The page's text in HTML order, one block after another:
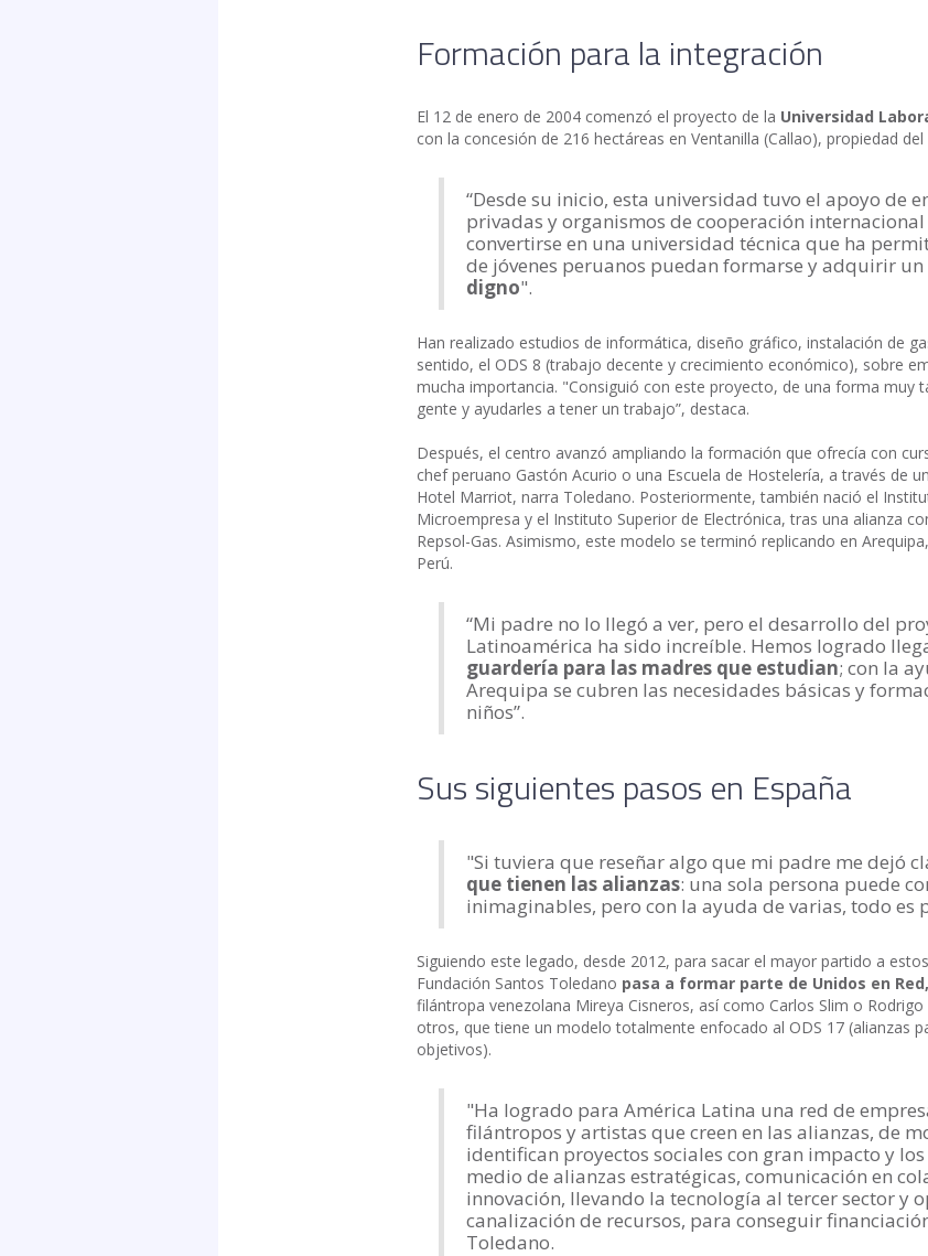
Formación para la integración
El 12 de enero de 2004 comenzó el proyecto de la Universidad
con la concesión de 216 hectáreas en Ventanilla (Callao), propiedad
“Desde su inicio, esta universidad tuvo el apoyo de
privadas y organismos de cooperación internacional
convertirse en una universidad técnica que ha
de jóvenes peruanos puedan formarse y adquirir un
digno".
Han realizado estudios de informática, diseño gráfico, instalación de
sentido, el ODS 8 (trabajo decente y crecimiento económico), sobre
mucha importancia. "Consiguió con este proyecto, de una forma muy
gente y ayudarles a tener un trabajo”, destaca.
Después, el centro avanzó ampliando la formación que ofrecía con
chef peruano Gastón Acurio o una Escuela de Hostelería, a través de
Hotel Marriot, narra Toledano. Posteriormente, también nació el
Microempresa y el Instituto Superior de Electrónica, tras una alianza
Repsol-Gas. Asimismo, este modelo se terminó replicando en
Perú.
“Mi padre no lo llegó a ver, pero el desarrollo del
Latinoamérica ha sido increíble. Hemos logrado
guardería para las madres que estudian; con la
Arequipa se cubren las necesidades básicas y
niños”.
Sus siguientes pasos en España
"Si tuviera que reseñar algo que mi padre me dejó
que tienen las alianzas: una sola persona puede
inimaginables, pero con la ayuda de varias, todo es
Siguiendo este legado, desde 2012, para sacar el mayor partido a
Fundación Santos Toledano pasa a formar parte de Unidos en Red,
filántropa venezolana Mireya Cisneros, así como Carlos Slim o
otros, que tiene un modelo totalmente enfocado al ODS 17 (alianzas
objetivos).
"Ha logrado para América Latina una red de
filántropos y artistas que creen en las alianzas, de
identifican proyectos sociales con gran impacto y
medio de alianzas estratégicas, comunicación en
innovación, llevando la tecnología al tercer sector y
canalización de recursos, para conseguir
Toledano.